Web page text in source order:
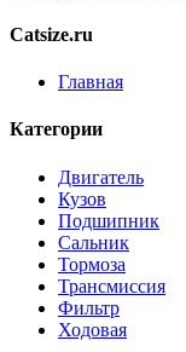
Catsize.ru
Главная
Категории
Двигатель
Кузов
Подшипник
Сальник
Тормоза
Трансмиссия
Фильтр
Ходовая